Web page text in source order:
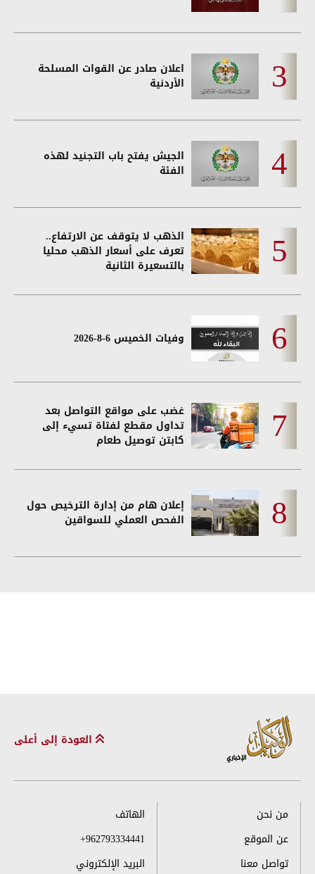
اعلان صادر عن القوات المسلحة
الأردنية
الجيش يفتح باب التجنيد لهذه
الفئة
الذهب لا يتوقف عن الارتفاع..
تعرف على أسعار الذهب محليا
بالتسعيرة الثانية
وفيات الخميس 6-8-2026
غضب على مواقع التواصل بعد
تداول مقطع لفتاة تسيء إلى
كابتن توصيل طعام
إعلان هام من إدارة الترخيص حول
الفحص العملي للسواقين
العودة إلى أعلى
من نحن
عن الموقع
تواصل معنا
الهاتف
+962793334441
البريد الإلكتروني